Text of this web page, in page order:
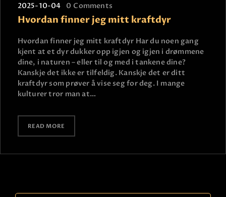
FAQ
KONTAKT OSS
2025-10-04 0 Comments
Hvordan finner jeg mitt kraftdyr
Hvordan finner jeg mitt kraftdyr Har du noen gang
kjent at et dyr dukker opp igjen og igjen i drømmene
dine, i naturen – eller til og med i tankene dine?
Kanskje det ikke er tilfeldig. Kanskje det er ditt
kraftdyr som prøver å vise seg for deg. I mange
kulturer tror man at…
READ MORE